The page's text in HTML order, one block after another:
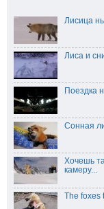
Лисица
Лиса и
Поездка
Сонная
Хочешь
камеру...
The foxes